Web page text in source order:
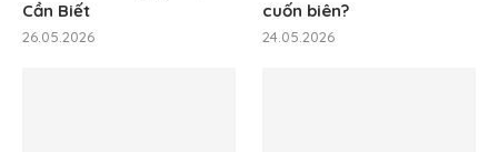
Cần Biết
26.05.2026
cuốn biên?
24.05.2026